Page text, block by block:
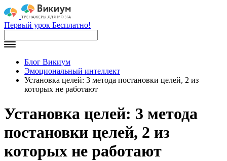
Первый урок Бесплатно!
Блог Викиум
Эмоциональный интеллект
Установка целей: 3 метода постановки целей, 2 из
которых не работают
Установка целей: 3 метода
постановки целей, 2 из
которых не работают